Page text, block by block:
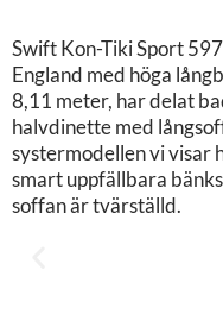
Swift Kon-Tiki Sport
England med höga
8,11 meter, har delat
halvdinette med
systermodellen vi visar
smart uppfällbara
soffan är tvärställd.